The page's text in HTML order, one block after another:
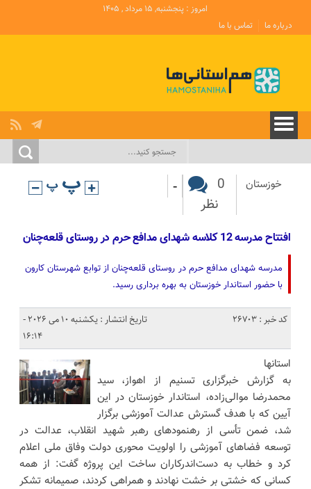
امروز : پنجشنبه, ۱۵ مرداد , ۱۴۰۵
درباره ما
تماس با ما
خوزستان
0
نظر
-
افتتاح مدرسه 12 کلاسه شهدای مدافع حرم در روستای قلعه‌چنان
مدرسه شهدای مدافع حرم در روستای قلعه‌چنان از توابع شهرستان کارون
با حضور استاندار خوزستان به بهره برداری رسید.
کد خبر : 26703
تاریخ انتشار : یکشنبه 10 می 2026 -
16:14
استانها
به گزارش خبرگزاری تسنیم از اهواز، سید
محمدرضا موالی‌زاده، استاندار خوزستان در این
آیین که با هدف گسترش عدالت آموزشی برگزار
شد، ضمن تأسی از رهنمودهای رهبر شهید انقلاب، عدالت در
توسعه فضاهای آموزشی را اولویت محوری دولت وفاق ملی اعلام
کرد و خطاب به دست‌اندرکاران ساخت این پروژه گفت: از همه
کسانی که خشتی بر خشت نهادند و همراهی کردند، صمیمانه تشکر